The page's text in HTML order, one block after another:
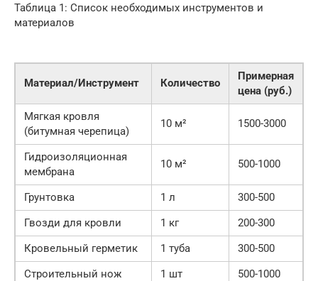
Таблица 1: Список необходимых инструментов и
материалов
Материал/Инструмент Количество
Примерная
цена (руб.)
Мягкая кровля
(битумная черепица)
10 м² 1500-3000
Гидроизоляционная
мембрана
10 м² 500-1000
Грунтовка 1 л
300-500
Гвозди для кровли
1 кг
200-300
Кровельный герметик
1 туба
300-500
Строительный нож
1 шт 500-1000